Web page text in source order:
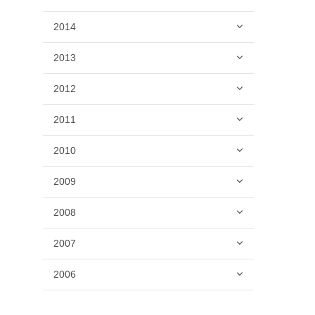
2014
2013
2012
2011
2010
2009
2008
2007
2006